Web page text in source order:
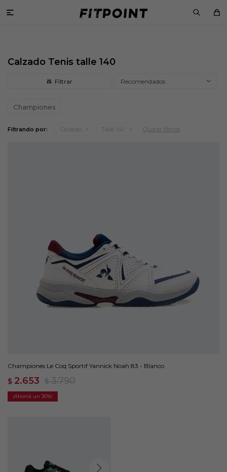

Calzado Tenis talle 140
Recomendados
Championes
Filtrando por: Calzado Talle 140 Quitar filtros
Championes Le Coq Sportif Yannick Noah 83 - Blanco
$ 2.653 $ 3.790
30